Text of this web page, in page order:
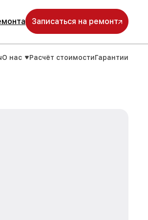
Записаться на ремонт
О нас Расчёт стоимостиГарантии